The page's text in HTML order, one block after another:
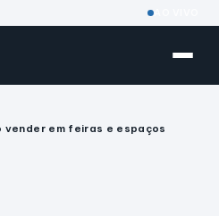
vender em feiras e espaços